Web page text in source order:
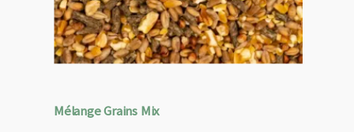
Mélange Grains Mix